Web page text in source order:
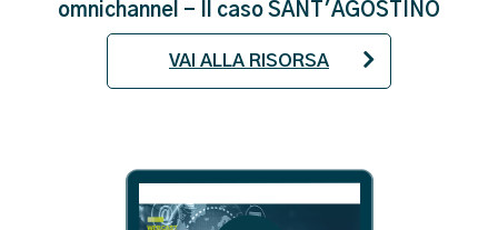
omnichannel - Il caso SANT'AGOSTINO
VAI ALLA RISORSA